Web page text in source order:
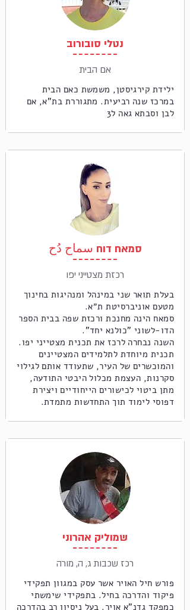
נטלי סובורוב
אם הבית
ילידת קירגיסטן, משמשת כאם הבית
במרכז שנה רביעית. מתגוררת בת"א, אם
לבן וסבתא גאה ל3
סמאח דוח سماح دُح
רכזת מצטייני יפו
בעלת תואר שני במינהל ומנהיגות בחינוך
מטעם אוניברסיטת ת״א.
סמאח הינה מחנכת ורכזת שפה בבית הספר
הדו-לשוני "כולנא יחד".
השנה נבחרה לרכז את תכנית מצטייני יפו.
תכנית מיוחדת לתלמידים המצטיינים
והמוכשרים של העיר, שתעודד אותם לגילוי
סקרנות, העצמת מכלול היבטי התודעה,
מתן ביטוי לכישורים הייחודיים ויצירת
דפוסי לימוד תוך התחדשות מתמדת.
שמוליק אהרוני
רכז שכבות ג, ה, מורה
פורש חיל האויר אשר עסק במגוון תפקידי
פיקוד והדרכה בחיל. בתפקידי שימשתי
כמפקד גדנ"א אויר. בעל ניסיון רב בהדרכה